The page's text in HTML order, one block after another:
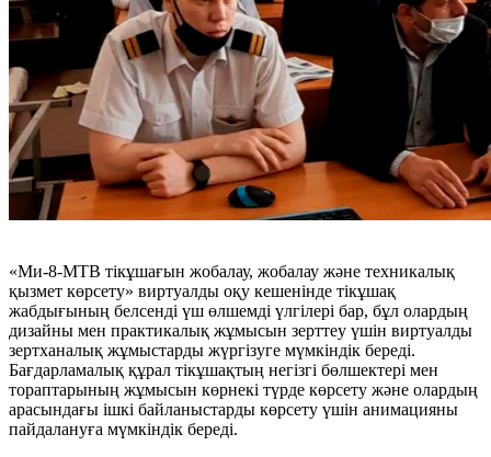
«Ми-8-МТВ тікұшағын жобалау, жобалау және техникалық
қызмет көрсету» виртуалды оқу кешенінде тікұшақ
жабдығының белсенді үш өлшемді үлгілері бар, бұл олардың
дизайны мен практикалық жұмысын зерттеу үшін виртуалды
зертханалық жұмыстарды жүргізуге мүмкіндік береді.
Бағдарламалық құрал тікұшақтың негізгі бөлшектері мен
тораптарының жұмысын көрнекі түрде көрсету және олардың
арасындағы ішкі байланыстарды көрсету үшін анимацияны
пайдалануға мүмкіндік береді.